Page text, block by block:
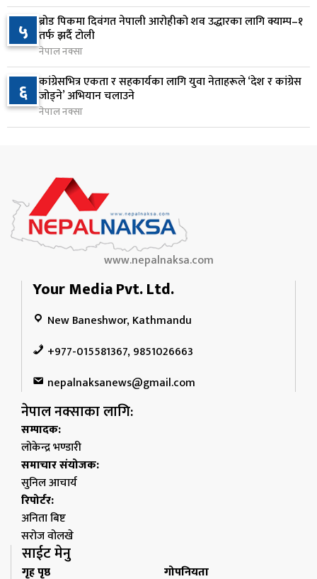
९
जन्मसिद्ध नागरिकता कडा बनाउने ट्रम्पको नयाँ प्रयास, दुई
कार्यकारी आदेश जारी
२३ घण्टा अघि
१० राप्रपाको निर्णय: बागमती प्रदेश सरकारमा सहभागी नहुने
२३ घण्टा अघि
५ ब्रोड पिकमा दिवंगत नेपाली आरोहीको शव उद्धारका लागि क्याम्प–१
तर्फ झर्दै टोली
नेपाल नक्सा
६ कांग्रेसभित्र एकता र सहकार्यका लागि युवा नेताहरूले ‘देश र कांग्रेस
जोड्ने’ अभियान चलाउने
नेपाल नक्सा
www.nepalnaksa.com
Your Media Pvt. Ltd.
New Baneshwor, Kathmandu
+977-015581367, 9851026663
nepalnaksanews@gmail.com
नेपाल नक्साका लागि:
सम्पादक:
लोकेन्द्र भण्डारी
समाचार संयोजक:
सुनिल आचार्य
रिपोर्टर:
अनिता बिष्ट
सरोज वोलखे
साईट मेनु
गृह पृष्ठ गोपनियता